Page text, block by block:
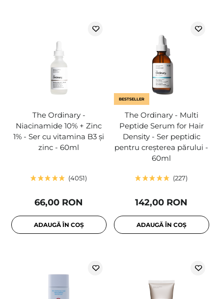
The Ordinary -
Niacinamide 10% + Zinc
1% - Ser cu vitamina B3 și
zinc - 60ml
4051
66,00 RON
ADAUGĂ ÎN COȘ
BESTSELLER
The Ordinary - Multi
Peptide Serum for Hair
Density - Ser peptidic
pentru creșterea părului -
60ml
227
142,00 RON
ADAUGĂ ÎN COȘ